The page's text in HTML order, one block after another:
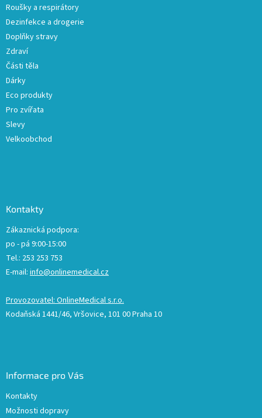
Roušky a respirátory
Dezinfekce a drogerie
Doplňky stravy
Zdraví
Části těla
Dárky
Eco produkty
Pro zvířata
Slevy
Velkoobchod
Kontakty
Zákaznická podpora:
po - pá 9:00-15:00
Tel.: 253 253 753
E-mail: info@onlinemedical.cz
Provozovatel: OnlineMedical s.r.o.
Kodaňská 1441/46, Vršovice, 101 00 Praha 10
Informace pro Vás
Kontakty
Možnosti dopravy